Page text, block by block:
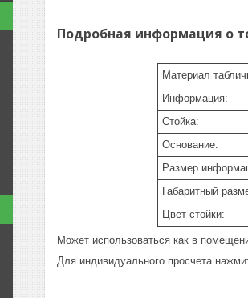
Подробная информация о
Материал
Информация:
Стойка:
Основание:
Размер
Габаритный
Цвет стойки:
Может использоваться как в
Для индивидуального просчета